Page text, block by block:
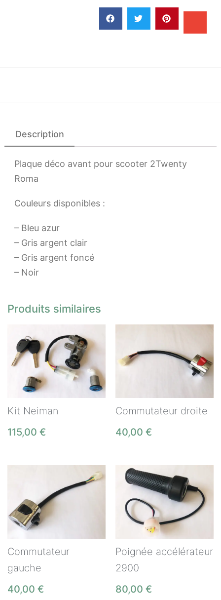
Description
Plaque déco avant pour scooter 2Twenty
Roma
Couleurs disponibles :
– Bleu azur
– Gris argent clair
– Gris argent foncé
– Noir
Produits similaires
Kit Neiman
115,00 €
Commutateur droite
40,00 €
Commutateur
gauche
40,00 €
Poignée accélérateur
2900
80,00 €